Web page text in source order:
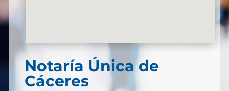
Notaría Única de
Cáceres